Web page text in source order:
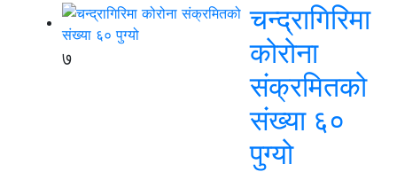
७
चन्द्रागिरिमा
कोरोना
संक्रमितको
संख्या ६०
पुग्यो